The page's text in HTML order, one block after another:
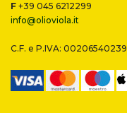
F +39 045 6212299
info@olioviola.it
C.F. e P.IVA: 00206540239